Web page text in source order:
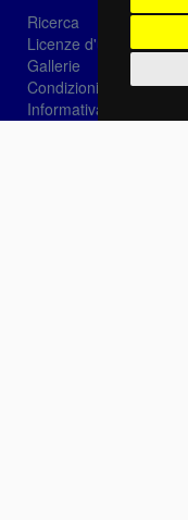
Ricerca
Licenze d'utilizzo
Gallerie
Condizioni di vendita
Informativa sui Cookie